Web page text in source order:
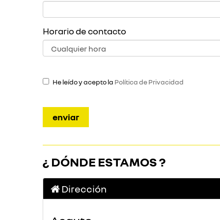
Horario de contacto
He leído y acepto la Política de Privacidad
¿ DÓNDE ESTAMOS ?
Dirección